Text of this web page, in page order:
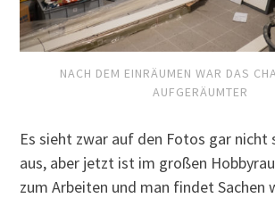
NACH DEM EINRÄUMEN WAR DAS
AUFGERÄUMTER
Es sieht zwar auf den Fotos gar nicht
aus, aber jetzt ist im großen
zum Arbeiten und man findet Sachen